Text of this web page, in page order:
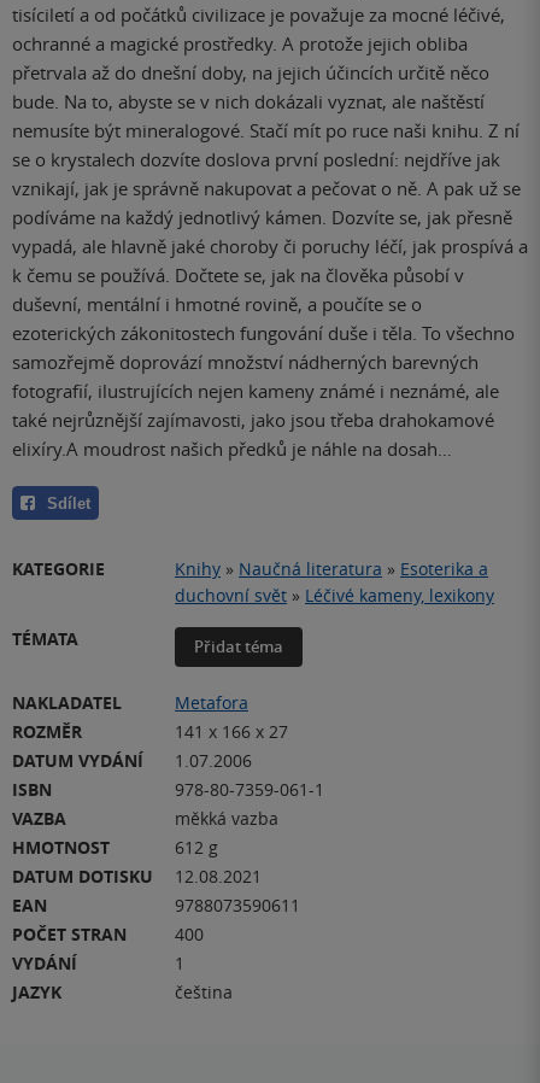
tisíciletí a od počátků civilizace je považuje za mocné léčivé,
ochranné a magické prostředky. A protože jejich obliba
přetrvala až do dnešní doby, na jejich účincích určitě něco
bude. Na to, abyste se v nich dokázali vyznat, ale naštěstí
nemusíte být mineralogové. Stačí mít po ruce naši knihu. Z ní
se o krystalech dozvíte doslova první poslední: nejdříve jak
vznikají, jak je správně nakupovat a pečovat o ně. A pak už se
podíváme na každý jednotlivý kámen. Dozvíte se, jak přesně
vypadá, ale hlavně jaké choroby či poruchy léčí, jak prospívá a
k čemu se používá. Dočtete se, jak na člověka působí v
duševní, mentální i hmotné rovině, a poučíte se o
ezoterických zákonitostech fungování duše i těla. To všechno
samozřejmě doprovází množství nádherných barevných
fotografií, ilustrujících nejen kameny známé i neznámé, ale
také nejrůznější zajímavosti, jako jsou třeba drahokamové
elixíry.A moudrost našich předků je náhle na dosah…
Sdílet
KATEGORIE Knihy » Naučná literatura » Esoterika a
duchovní svět » Léčivé kameny, lexikony
TÉMATA
Přidat téma
NAKLADATEL
Metafora
ROZMĚR
141 x 166 x 27
DATUM VYDÁNÍ
1.07.2006
ISBN
978-80-7359-061-1
VAZBA
měkká vazba
HMOTNOST
612 g
DATUM DOTISKU
12.08.2021
EAN
9788073590611
POČET STRAN
400
VYDÁNÍ
1
JAZYK
čeština